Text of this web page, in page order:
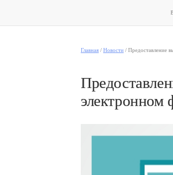
Главная / Новости / Предоставление
электронном